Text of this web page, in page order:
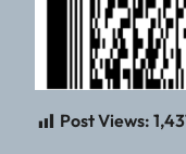
Post Views: